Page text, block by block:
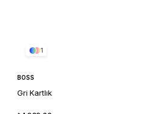
1
BOSS
Gri Kartlık